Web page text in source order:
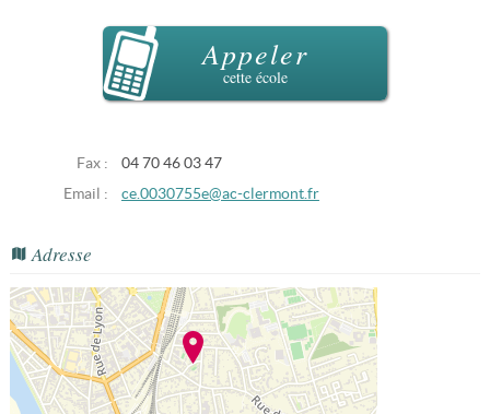
Appeler
cette école
Fax :
04 70 46 03 47
Email :
ce.0030755e@ac-clermont.fr
Adresse